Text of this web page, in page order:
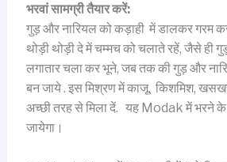
भरवां सामग्री तैयार करें:
गुड़ और नारियल को कड़ाही में डालकर गरम
थोड़ी थोड़ी दे में चम्मच को चलाते रहें, जैसे ही
लगातार चला कर भूने, जब तक की गुड़ और
बन जाये . इस मिश्रण में काजू, किशमिश,
अच्छी तरह से मिला दें. यह Modak में भरने के
जायेगा।